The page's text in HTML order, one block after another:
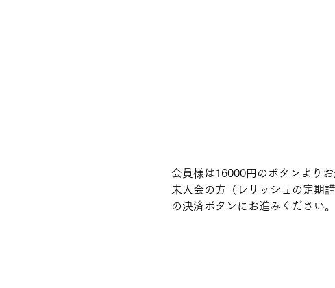
会員様は16000円のボタンよりお
未入会の方（レリッシュの定期
の決済ボタンにお進みください。